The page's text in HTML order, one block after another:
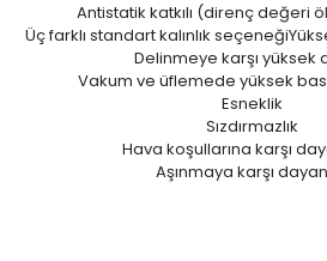
Antistatik katkılı (direnç değeri
Üç farklı standart kalınlık
Delinmeye karşı yüksek
Vakum ve üfIemede yüksek
Esneklik
Sızdırmazlık
Hava koşullarına karşı
Aşınmaya karşı